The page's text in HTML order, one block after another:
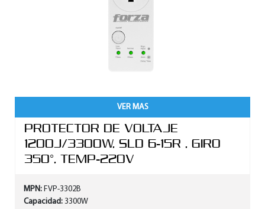
VER MAS
PROTECTOR DE VOLTAJE
1200J/3300W, SLD 6-15R , GIRO
350°, TEMP-220V
MPN: FVP-3302B
Capacidad: 3300W